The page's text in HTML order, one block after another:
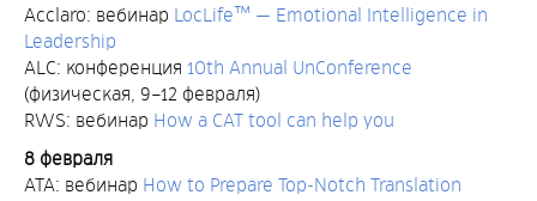
Acclaro: вебинар
LocLife™ — Emotional Intelligence in
Leadership
ALC: конференция 10th Annual UnConference
(физическая, 9–12 февраля)
RWS: вебинар How a CAT tool can help you
8 февраля
ATA: вебинар How to Prepare Top-Notch Translation